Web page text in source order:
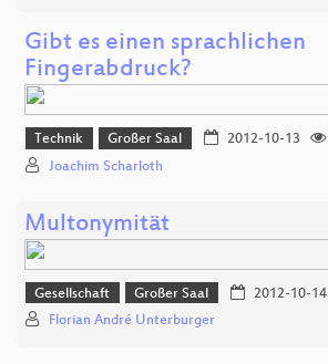
Gibt es einen sprachlichen
Fingerabdruck?
Technik Großer Saal 2012-10-13
Joachim Scharloth
Multonymität
Gesellschaft Großer Saal 2012-10-14
Florian André Unterburger